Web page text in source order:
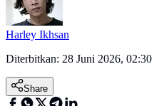
Harley Ikhsan
Diterbitkan: 28 Juni 2026,
Share